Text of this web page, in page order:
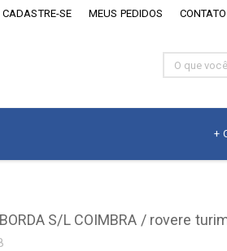
CADASTRE-SE MEUS PEDIDOS CONTATO
+
com Madeira
BORDA S/L COIMBRA / rovere